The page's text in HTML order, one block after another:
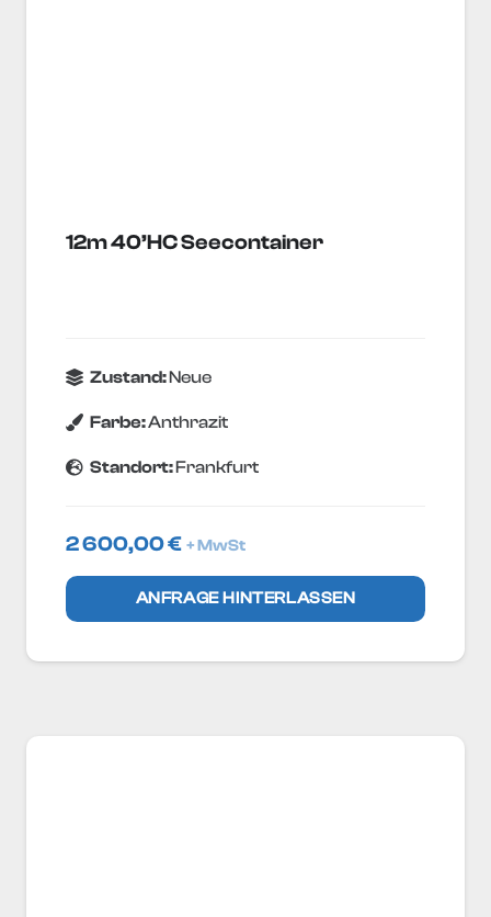
12m 40’HC Seecontainer
Zustand:Neue
Farbe:Anthrazit
Standort:Frankfurt
2 600,00€ + MwSt
ANFRAGE HINTERLASSEN